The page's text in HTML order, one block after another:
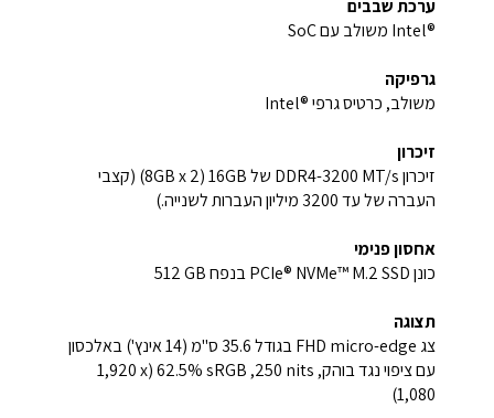
ערכת שבבים
Intel®‎ משולב עם SoC
גרפיקה
משולב, כרטיס גרפי Intel®‎
זיכרון
זיכרון DDR4-3200 MT/s של 16GB ‏(2 ‏x ‏8GB) (קצבי
העברה של עד ‎3200 מיליון העברות לשנייה.)
אחסון פנימי
כונן PCIe® NVMe™ M.2 SSD בנפח ‎512 GB
תצוגה
צג FHD micro-edge בגודל 35.6 ס"מ (14 אינץ') באלכסון
עם ציפוי נגד בוהק, ‎250 nits‏, ‎‎62.5% sRGB‏‏ (‎1,920 x
1,080)